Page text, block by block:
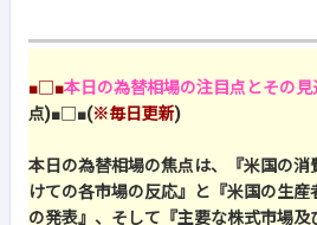
■□■本日の為替相場の注目点とその見
点)■□■(※毎日更新)
本日の為替相場の焦点は、『米国の
けての各市場の反応』と『米国の生
の発表』、そして『主要な株式市場及